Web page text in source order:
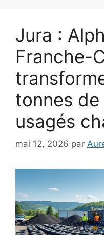
Jura :
Franche-
tonnes de
usagés
mai 12, 2026 par